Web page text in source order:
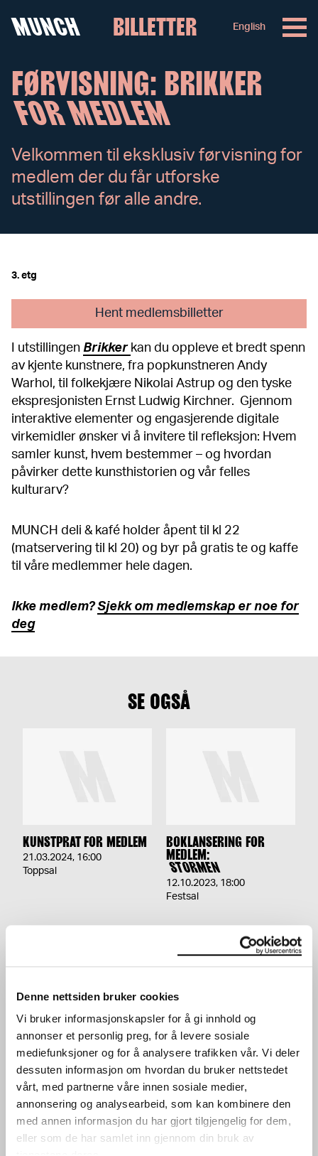
Denne nettsiden bruker cookies
Vi bruker informasjonskapsler for å gi innhold og
annonser et personlig preg, for å levere sosiale
mediefunksjoner og for å analysere trafikken vår. Vi deler
dessuten informasjon om hvordan du bruker nettstedet
vårt, med partnerne våre innen sosiale medier,
annonsering og analysearbeid, som kan kombinere den
med annen informasjon du har gjort tilgjengelig for dem,
eller som de har samlet inn gjennom din bruk av
MUNCH BILLETTER English
FØRVISNING: BRIKKER
FOR MEDLEM
Velkommen til eksklusiv førvisning for
medlem der du får utforske
utstillingen før alle andre.
3. etg
Hent medlemsbilletter
I utstillingen Brikker kan du oppleve et bredt spenn
av kjente kunstnere, fra popkunstneren Andy
Warhol, til folkekjære Nikolai Astrup og den tyske
ekspresjonisten Ernst Ludwig Kirchner. Gjennom
interaktive elementer og engasjerende digitale
virkemidler ønsker vi å invitere til refleksjon: Hvem
samler kunst, hvem bestemmer – og hvordan
påvirker dette kunsthistorien og vår felles
kulturarv?
MUNCH deli & kafé holder åpent til kl 22
(matservering til kl 20) og byr på gratis te og kaffe
til våre medlemmer hele dagen.
Ikke medlem?Sjekk om medlemskap er noe for
deg
SE OGSÅ
KUNSTPRAT FOR MEDLEM
21.03.2024, 16:00
Toppsal
BOKLANSERING FOR
MEDLEM:
STORMEN
12.10.2023, 18:00
Festsal
KUNSTPRAT FOR MEDLEM:
ALICE NEEL
HVER PERSON ER ET
EGET UNIVERS
18.10.2023
Toppsal
OMVISNING FOR MEDLEM
GOYA OG MUNCH
06.02.2024 ,15:45
3. etg